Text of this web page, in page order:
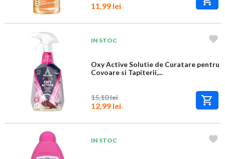
11,99 lei
IN STOC
Oxy Active Solutie de Curatare pentru
Covoare si Tapiterii,...
15,10 lei
12,99 lei
IN STOC